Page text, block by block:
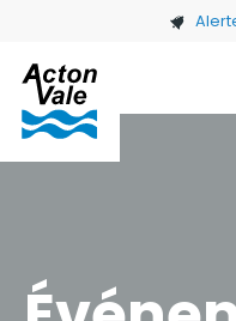
Skip to main content